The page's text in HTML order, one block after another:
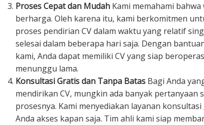
Proses Cepat dan Mudah Kami memahami
berharga. Oleh karena itu, kami berkomitmen
proses pendirian CV dalam waktu yang relatif
selesai dalam beberapa hari saja. Dengan
kami, Anda dapat memiliki CV yang siap
menunggu lama.
Konsultasi Gratis dan Tanpa Batas Bagi Anda
mendirikan CV, mungkin ada banyak pertanyaan
prosesnya. Kami menyediakan layanan
Anda akses kapan saja. Tim ahli kami siap